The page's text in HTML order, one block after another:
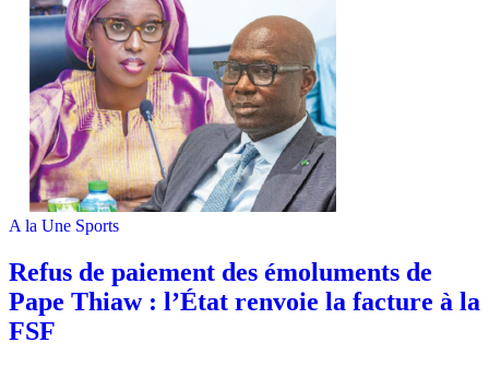
A la Une Sports
Refus de paiement des émoluments de
Pape Thiaw : l’État renvoie la facture à la
FSF